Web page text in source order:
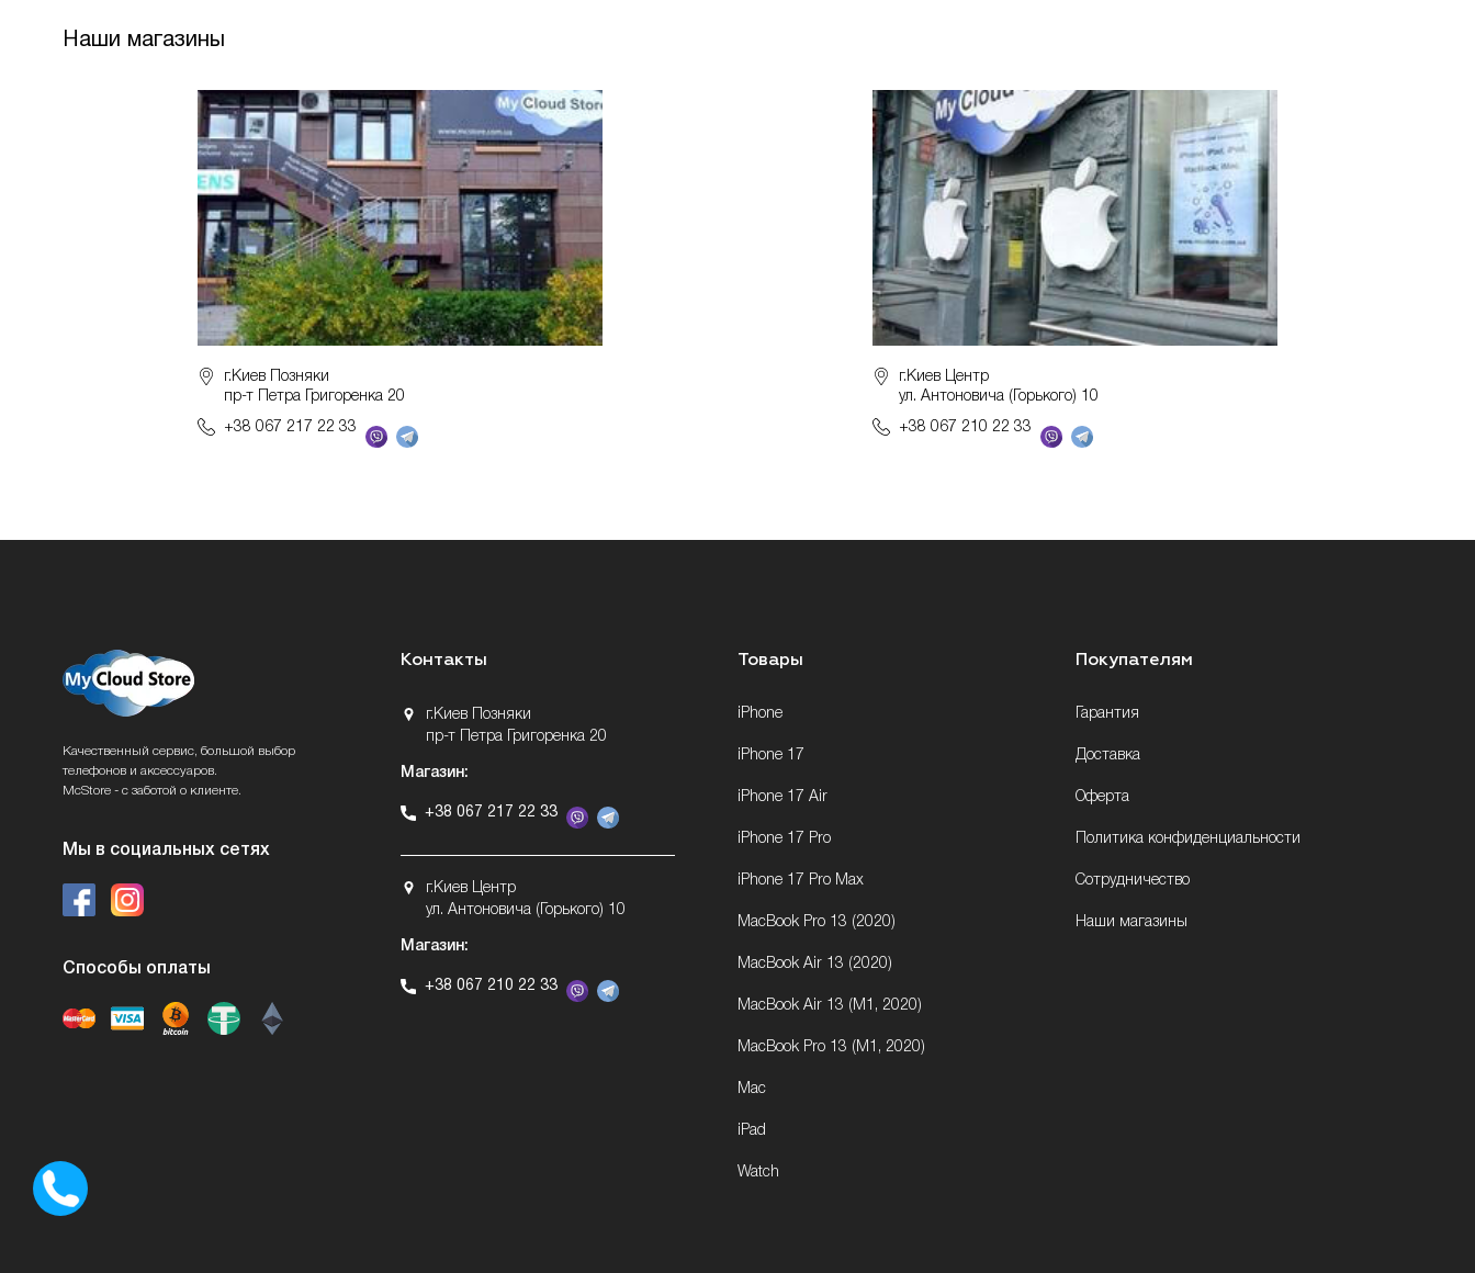
Наши магазины
г.Киев Позняки
пр-т Петра Григоренка 20
+38 067 217 22 33
г.Киев Центр
ул. Антоновича (Горького) 10
+38 067 210 22 33
Качественный сервис, большой выбор
телефонов и аксессуаров.
McStore - с заботой о клиенте.
Мы в социальных сетях
Способы оплаты
Контакты
г.Киев Позняки
пр-т Петра Григоренка 20
Магазин:
+38 067 217 22 33
г.Киев Центр
ул. Антоновича (Горького) 10
Магазин:
+38 067 210 22 33
Товары
iPhone
iPhone 17
iPhone 17 Air
iPhone 17 Pro
iPhone 17 Pro Max
MacBook Pro 13 (2020)
MacBook Air 13 (2020)
MacBook Air 13 (M1, 2020)
MacBook Pro 13 (M1, 2020)
Mac
iPad
Watch
Покупателям
Гарантия
Доставка
Оферта
Политика конфиденциальности
Сотрудничество
Наши магазины